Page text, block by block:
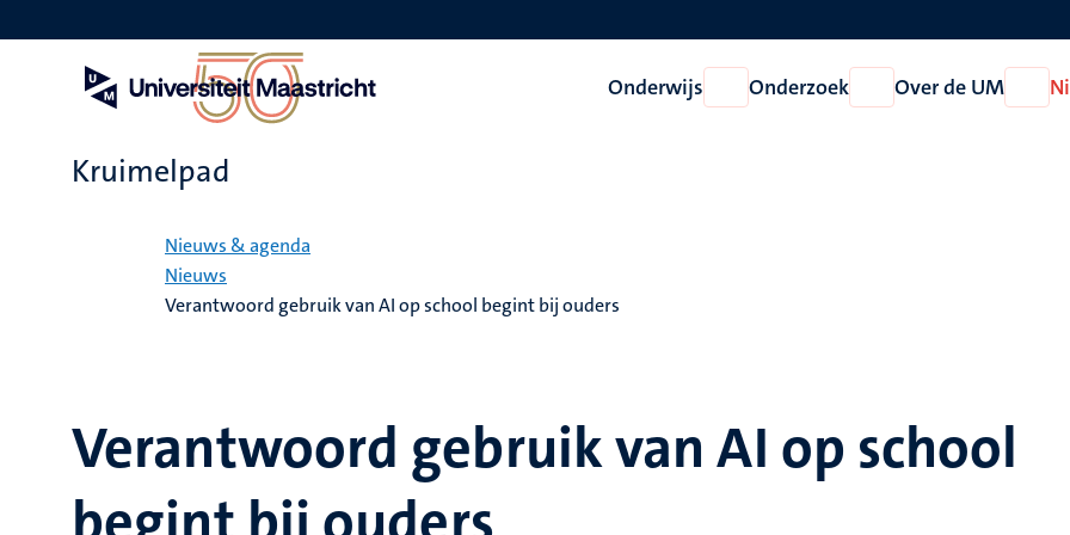
en
Onderwijs
Open
Onderwijs
Onderzoek
Open
Onderzoek
Over de UM
Open
Over
Kruimelpad
Nieuws & agenda
Nieuws
Verantwoord gebruik van AI op school begint bij ouders
Verantwoord gebruik van AI op school